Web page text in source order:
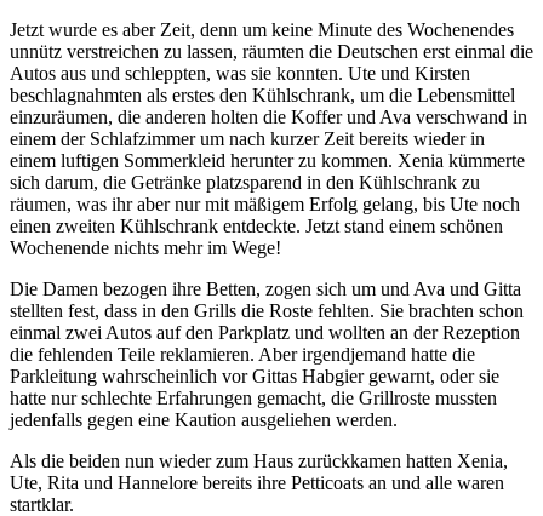
Jetzt wurde es aber Zeit, denn um keine Minute des Wochenendes
unnütz verstreichen zu lassen, räumten die Deutschen erst einmal die
Autos aus und schleppten, was sie konnten. Ute und Kirsten
beschlagnahmten als erstes den Kühlschrank, um die Lebensmittel
einzuräumen, die anderen holten die Koffer und Ava verschwand in
einem der Schlafzimmer um nach kurzer Zeit bereits wieder in
einem luftigen Sommerkleid herunter zu kommen. Xenia kümmerte
sich darum, die Getränke platzsparend in den Kühlschrank zu
räumen, was ihr aber nur mit mäßigem Erfolg gelang, bis Ute noch
einen zweiten Kühlschrank entdeckte. Jetzt stand einem schönen
Wochenende nichts mehr im Wege!
Die Damen bezogen ihre Betten, zogen sich um und Ava und Gitta
stellten fest, dass in den Grills die Roste fehlten. Sie brachten schon
einmal zwei Autos auf den Parkplatz und wollten an der Rezeption
die fehlenden Teile reklamieren. Aber irgendjemand hatte die
Parkleitung wahrscheinlich vor Gittas Habgier gewarnt, oder sie
hatte nur schlechte Erfahrungen gemacht, die Grillroste mussten
jedenfalls gegen eine Kaution ausgeliehen werden.
Als die beiden nun wieder zum Haus zurückkamen hatten Xenia,
Ute, Rita und Hannelore bereits ihre Petticoats an und alle waren
startklar.